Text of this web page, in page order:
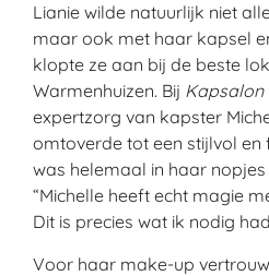
Lianie wilde natuurlijk niet
maar ook met haar kapsel
klopte ze aan bij de beste
Warmenhuizen. Bij Kapsalon
expertzorg van kapster
omtoverde tot een stijlvol en
was helemaal in haar
“Michelle heeft echt magie
Dit is precies wat ik nodig
Voor haar make-up